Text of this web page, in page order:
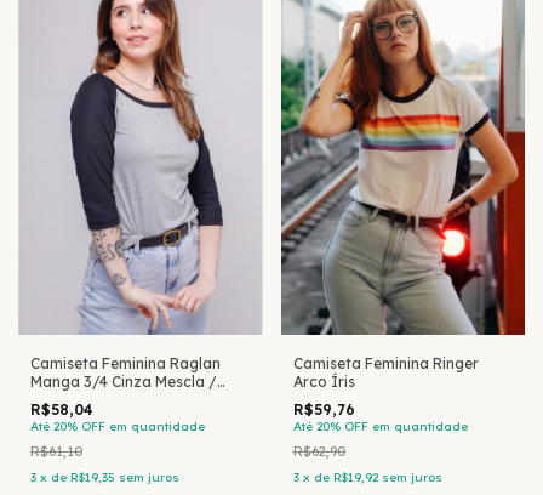
Camiseta Feminina Raglan
Manga 3/4 Cinza Mescla /
Preto
R$58,04
Até 20% OFF em quantidade
R$61,10
3 x de R$19,35 sem juros
Camiseta Feminina Ringer
Arco Íris
R$59,76
Até 20% OFF em quantidade
R$62,90
3 x de R$19,92 sem juros